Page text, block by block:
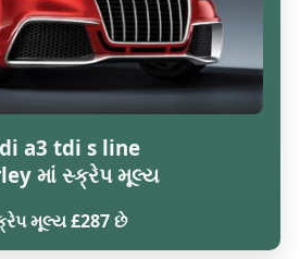
a3 tdi s line
માં સ્ક્રેપ મૂલ્ય
મૂલ્ય £287 છે